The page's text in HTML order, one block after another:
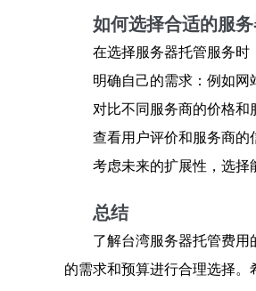
如何选择合适的服
在选择服务器托管服务时
明确自己的需求：例如网
对比不同服务商的价格和
查看用户评价和服务商的
考虑未来的扩展性，选择
总结
了解台湾服务器托管费
的需求和预算进行合理选择